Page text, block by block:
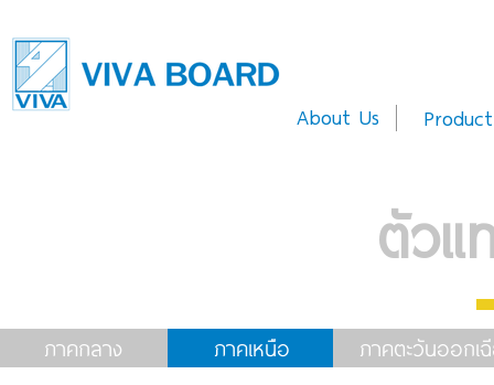
About Us Product
ตัวแ
ภาคกลาง ภาคเหนือ ภาคตะวันออกเ